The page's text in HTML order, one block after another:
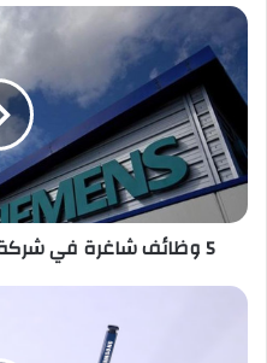
5
وظائف
شاغرة
في
شركة
سيمينس
بالرياض
والدمام
5 وظائف شاغرة في شركة سيمينس بالرياض والدمام
تسريبات